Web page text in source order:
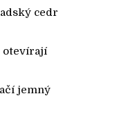
cedr
otevírají
jemný